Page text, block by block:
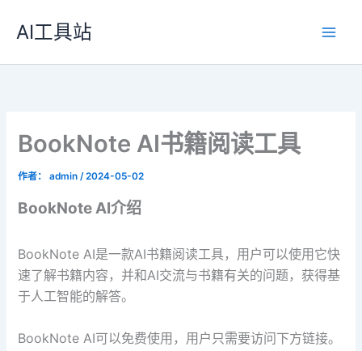
容
AI工具站
BookNote AI书籍阅读工具
作者： admin/2024-05-02
BookNote AI介绍
BookNote AI是一款AI书籍阅读工具，用户可以使用它快
速了解书籍内容，并和AI交流与书籍有关的问题，获得基
于人工智能的解答。
BookNote AI可以免费使用，用户只需要访问下方链接。